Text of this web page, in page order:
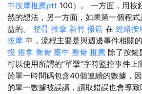
中按摩推薦ptt 100）。 一方面，用按
然的想法，另一方面，如果第一個程
益的。 整骨 推拿 新竹 撥筋 在 經絡按
按摩 中，流程主要是與週邊事件相關
投 推拿 喬骨 臺中 整骨 推薦 除了按鍵
可以使用所謂的“單擊”字符監控事件上
於單一時間碼包含40個連續的數據，
的單一數據被誤讀，讀取錯誤也會導致